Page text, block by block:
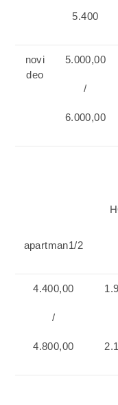
5.400
novi
deo
5.000,00
/
6.000,00
apartman1/2
4.400,00
/
4.800,00